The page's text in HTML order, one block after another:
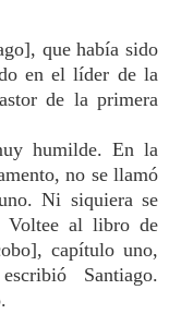
que había sido
en el líder de la
de la primera
humilde. En la
no se llamó
Ni siquiera se
Voltee al libro de
capítulo uno,
Santiago.